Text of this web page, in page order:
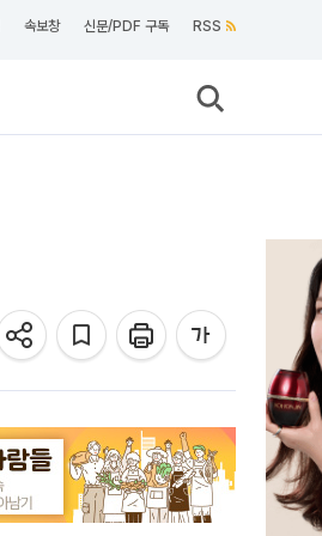
속보창 신문/PDF 구독 RSS